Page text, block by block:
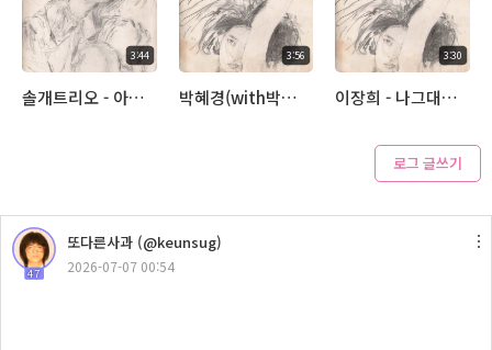
3:44
솔개트리오 - 아직도 못다한 사랑
3:56
박혜경(with박소연) - 장미
3:30
이장희 - 나그대에게 모두드리리
장은숙 - 춤을추어요
로그 글쓰기
47
또다른사과 (@keunsug)
2026-07-07 00:54